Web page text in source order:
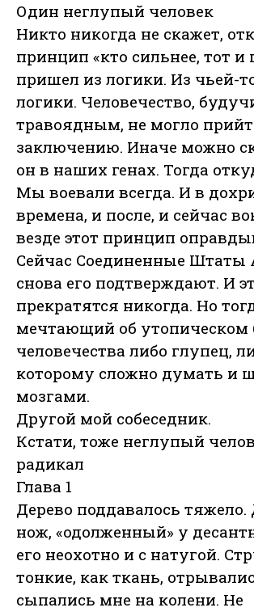
Один неглупый человек
Никто никогда не скажет,
принцип «кто сильнее, тот и
пришел из логики. Из чьей-
логики. Человечество,
травоядным, не могло
заключению. Иначе можно
он в наших генах. Тогда
Мы воевали всегда. И в
времена, и после, и сейчас
везде этот принцип
Сейчас Соединенные Штаты
снова его подтверждают. И
прекратятся никогда. Но
мечтающий об
человечества либо глупец,
которому сложно думать и
мозгами.
Другой мой собеседник.
Кстати, тоже неглупый
радикал
Глава 1
Дерево поддавалось
нож, «одолженный» у
его неохотно и с натугой.
тонкие, как ткань,
сыпались мне на колени. Не